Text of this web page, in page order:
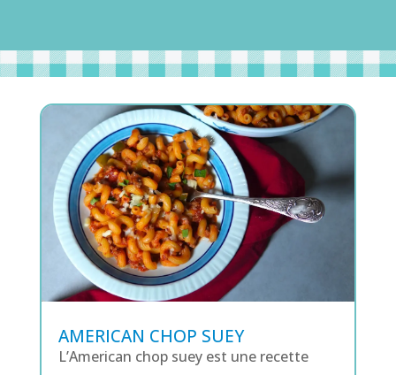
AMERICAN CHOP SUEY
L’American chop suey est une recette